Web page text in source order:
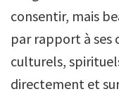
consentir, mais
par rapport à ses
culturels,
directement et